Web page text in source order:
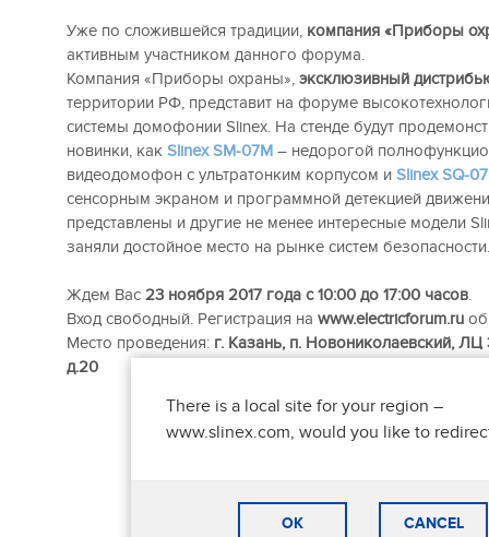
Уже по сложившейся традиции, компания «Приборы
активным участником данного форума.
Компания «Приборы охраны», эксклюзивный
территории РФ, представит на форуме
системы домофонии Slinex. На стенде будут
новинки, как Slinex SM-07M– недорогой
видеодомофон с ультратонким корпусом и Slinex SQ-
сенсорным экраном и программной детекцией
представлены и другие не менее интересные модели
заняли достойное место на рынке систем безопасности.
Ждем Вас 23 ноября 2017 года с 10:00 до 17:00 часов.
Вход свободный. Регистрация на www.electricforum.ru
Место проведения: г. Казань, п. Новониколаевский,
д.20
There is a local site for your region –
www.slinex.com, would you like to
OK CANCEL